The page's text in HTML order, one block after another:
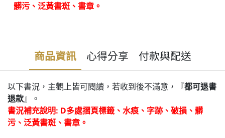
髒污、泛黃書斑、書章。
商品資訊 心得分享 付款與配送
以下書況，主觀上皆可閱讀，若收到後不滿意，『都可退書
退款』。
書況補充說明: D多處摺頁標籤、水痕、字跡、破損、髒
污、泛黃書斑、書章。